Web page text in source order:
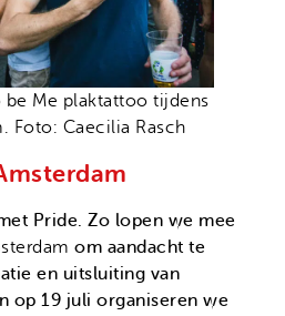
be Me plaktattoo tijdens
Foto: Caecilia Rasch
Pride. Zo lopen we mee
om aandacht te
en uitsluiting van
op 19 juli organiseren we